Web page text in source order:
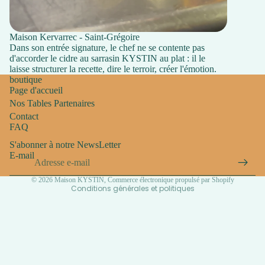
Maison Kervarrec - Saint-Grégoire
Dans son entrée signature, le chef ne se contente pas
d'accorder le cidre au sarrasin KYSTIN au plat : il le
laisse structurer la recette, dire le terroir, créer l'émotion.
boutique
Page d'accueil
Nos Tables Partenaires
Contact
FAQ
S'abonner à notre NewsLetter
E-mail
© 2026 Maison KYSTIN Commerce électronique propulsé par Shopify
Conditions générales et politiques
Politique de confidentialité
Politique de remboursement
Conditions d’utilisation
Coordonnées
Mentions légales